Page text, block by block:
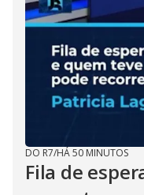
DO R7/HÁ 50 MINUTOS
Fila de